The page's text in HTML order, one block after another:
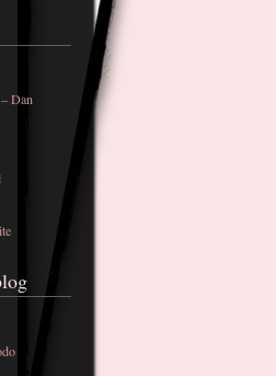
Dan